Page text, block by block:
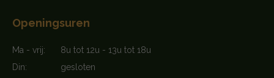
Openingsuren
Ma - vrij:
8u tot 12u - 13u tot 18u
Din:
gesloten